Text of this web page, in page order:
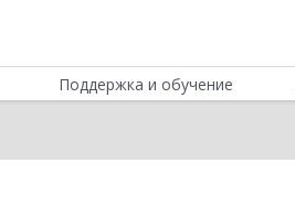
Поддержка и обучение